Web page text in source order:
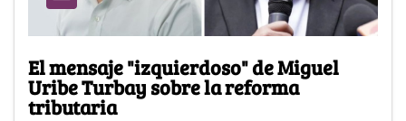
El mensaje "izquierdoso" de Miguel
Uribe Turbay sobre la reforma
tributaria